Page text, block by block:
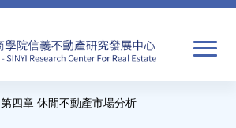
第四章 休閒不動產市場分析